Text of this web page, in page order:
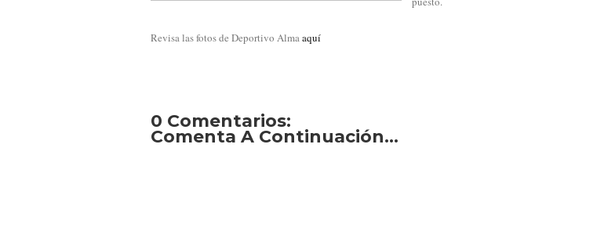
Revisa las fotos de Deportivo Almaaquí
0 Comentarios:
Comenta A Continuación...